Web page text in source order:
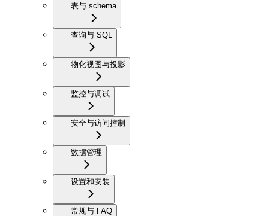
表与 schema
查询与 SQL
物化视图与投影
监控与调试
安全与访问控制
数据管理
设置和安装
常规与 FAQ